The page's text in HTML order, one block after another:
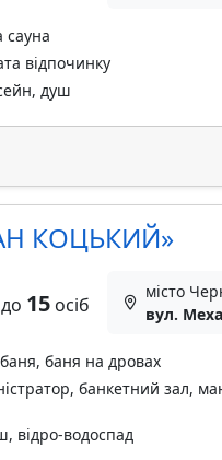
сауна
відпочинку
душ
КОЦЬКИЙ»
15осіб
місто
вул.
баня на дровах
банкетний зал,
відро-водоспад